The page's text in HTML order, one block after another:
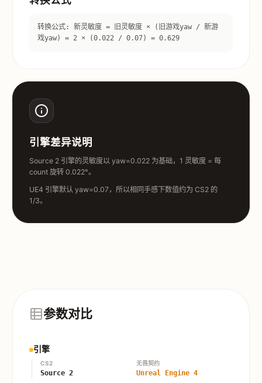
转换公式: 新灵敏度 = 旧灵敏度 × (旧游戏yaw / 新游
戏yaw) = 2 × (0.022 / 0.07) = 0.629
引擎差异说明
Source 2 引擎的灵敏度以 yaw=0.022 为基础，1 灵敏度 = 每
count 旋转 0.022°。
UE4 引擎默认 yaw=0.07，所以相同手感下数值约为 CS2 的
1/3。
参数对比
引擎
CS2
Source 2
无畏契约
Unreal Engine 4